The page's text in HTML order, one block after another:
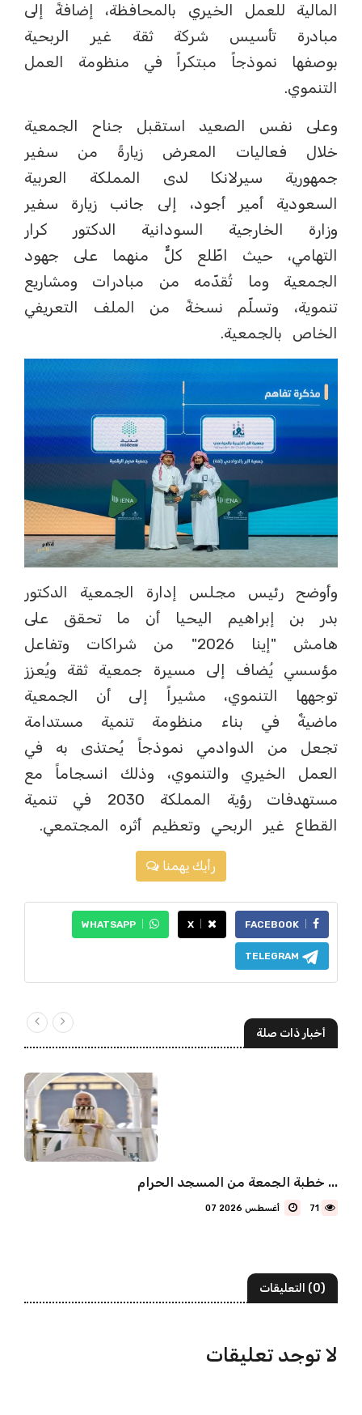
المالية للعمل الخيري بالمحافظة، إضافةً إلى
مبادرة تأسيس شركة ثقة غير الربحية
بوصفها نموذجاً مبتكراً في منظومة العمل
التنموي.
وعلى نفس الصعيد استقبل جناح الجمعية
خلال فعاليات المعرض زيارةً من سفير
جمهورية سيرلانكا لدى المملكة العربية
السعودية أمير أجود، إلى جانب زيارة سفير
وزارة الخارجية السودانية الدكتور كرار
التهامي، حيث اطّلع كلٌّ منهما على جهود
الجمعية وما تُقدّمه من مبادرات ومشاريع
تنموية، وتسلّم نسخةً من الملف التعريفي
الخاص بالجمعية.
وأوضح رئيس مجلس إدارة الجمعية الدكتور
بدر بن إبراهيم اليحيا أن ما تحقق على
هامش "إينا 2026" من شراكات وتفاعل
مؤسسي يُضاف إلى مسيرة جمعية ثقة ويُعزز
توجهها التنموي، مشيراً إلى أن الجمعية
ماضيةٌ في بناء منظومة تنمية مستدامة
تجعل من الدوادمي نموذجاً يُحتذى به في
العمل الخيري والتنموي، وذلك انسجاماً مع
مستهدفات رؤية المملكة 2030 في تنمية
القطاع غير الربحي وتعظيم أثره المجتمعي.
رأيك يهمنا
FACEBOOK
X
WHATSAPP
TELEGRAM
أخبار ذات صلة
خطبة الجمعة من المسجد الحرام ...
71
(0) التعليقات
لا توجد تعليقات